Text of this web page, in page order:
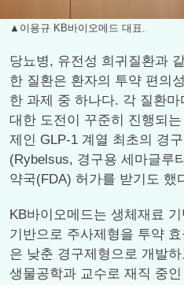
▲이용규 KB바이오메드 대표.
당뇨병, 유전성 희귀질환과
한 질환은 환자의 투약 편의
한 과제 중 하나다. 각 질환
대한 도전이 꾸준히 진행되
제인 GLP-1 계열 최초의 경
(Rybelsus, 경구용 세마글루
약국(FDA) 허가를 받기도 했
KB바이오메드는 생체재료
기반으로 주사제형을 투약
은 낮춘 경구제형으로 개발
생물공학과 교수로 재직 중